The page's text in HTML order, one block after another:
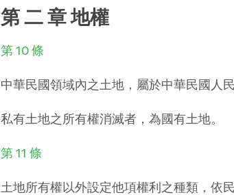
第 二 章 地權
第 10 條
中華民國領域內之土地，屬於中華民國人
私有土地之所有權消滅者，為國有土地。
第 11 條
土地所有權以外設定他項權利之種類，依民